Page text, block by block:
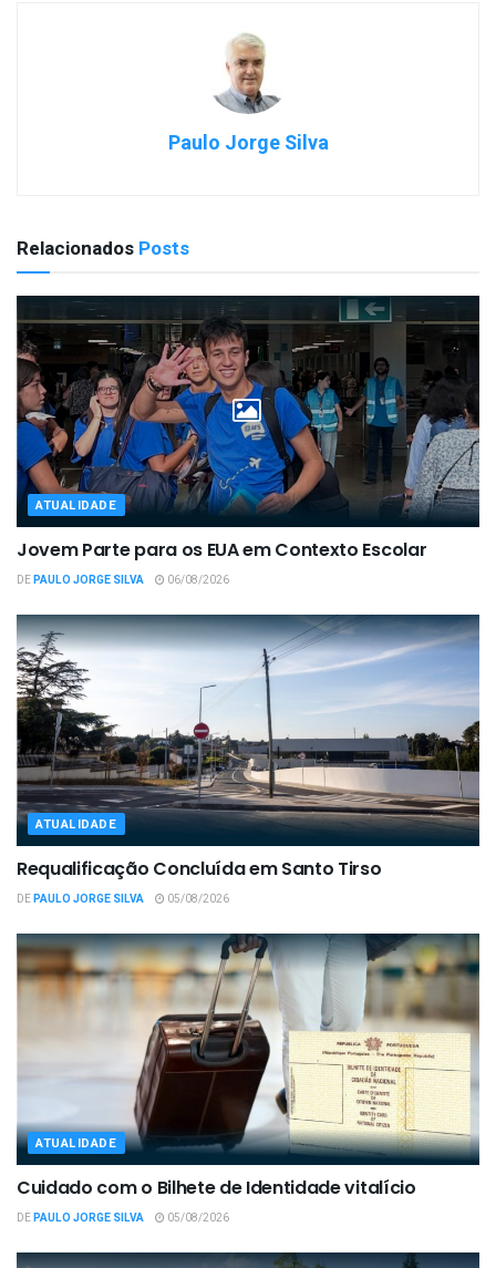
Paulo Jorge Silva
Relacionados Posts
ATUALIDADE
Jovem Parte para os EUA em Contexto Escolar
DEPAULO JORGE SILVA 06/08/2026
ATUALIDADE
Requalificação Concluída em Santo Tirso
DEPAULO JORGE SILVA 05/08/2026
ATUALIDADE
Cuidado com o Bilhete de Identidade vitalício
DEPAULO JORGE SILVA 05/08/2026